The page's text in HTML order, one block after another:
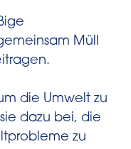
Müll
die Umwelt zu
dazu bei, die
zu